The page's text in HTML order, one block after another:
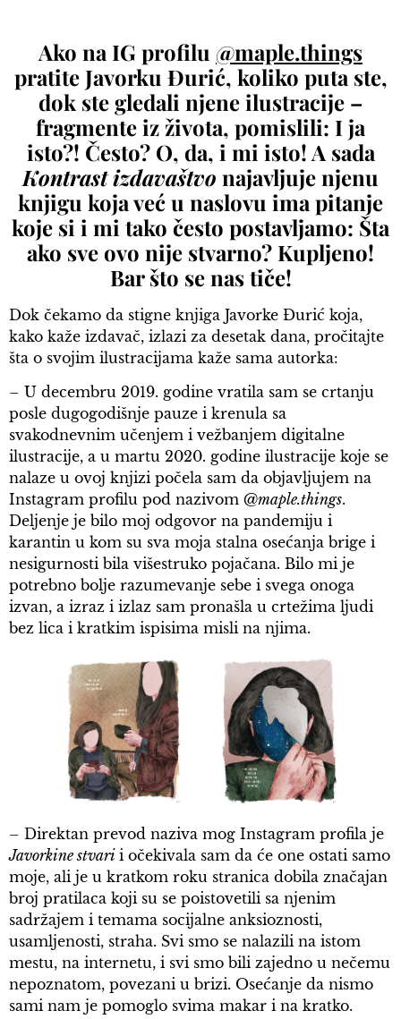
Ako na IG profilu @maple.things
pratite Javorku Đurić, koliko puta ste,
dok ste gledali njene ilustracije –
fragmente iz života, pomislili: I ja
isto?! Često? O, da, i mi isto! A sada
Kontrast izdavaštvo najavljuje njenu
knjigu koja već u naslovu ima pitanje
koje si i mi tako često postavljamo: Šta
ako sve ovo nije stvarno? Kupljeno!
Bar što se nas tiče!
Dok čekamo da stigne knjiga Javorke Đurić koja,
kako kaže izdavač, izlazi za desetak dana, pročitajte
šta o svojim ilustracijama kaže sama autorka:
– U decembru 2019. godine vratila sam se crtanju
posle dugogodišnje pauze i krenula sa
svakodnevnim učenjem i vežbanjem digitalne
ilustracije, a u martu 2020. godine ilustracije koje se
nalaze u ovoj knjizi počela sam da objavljujem na
Instagram profilu pod nazivom @maple.things.
Deljenje je bilo moj odgovor na pandemiju i
karantin u kom su sva moja stalna osećanja brige i
nesigurnosti bila višestruko pojačana. Bilo mi je
potrebno bolje razumevanje sebe i svega onoga
izvan, a izraz i izlaz sam pronašla u crtežima ljudi
bez lica i kratkim ispisima misli na njima.
– Direktan prevod naziva mog Instagram profila je
Javorkine stvari i očekivala sam da će one ostati samo
moje, ali je u kratkom roku stranica dobila značajan
broj pratilaca koji su se poistovetili sa njenim
sadržajem i temama socijalne anksioznosti,
usamljenosti, straha. Svi smo se nalazili na istom
mestu, na internetu, i svi smo bili zajedno u nečemu
nepoznatom, povezani u brizi. Osećanje da nismo
sami nam je pomoglo svima makar i na kratko.